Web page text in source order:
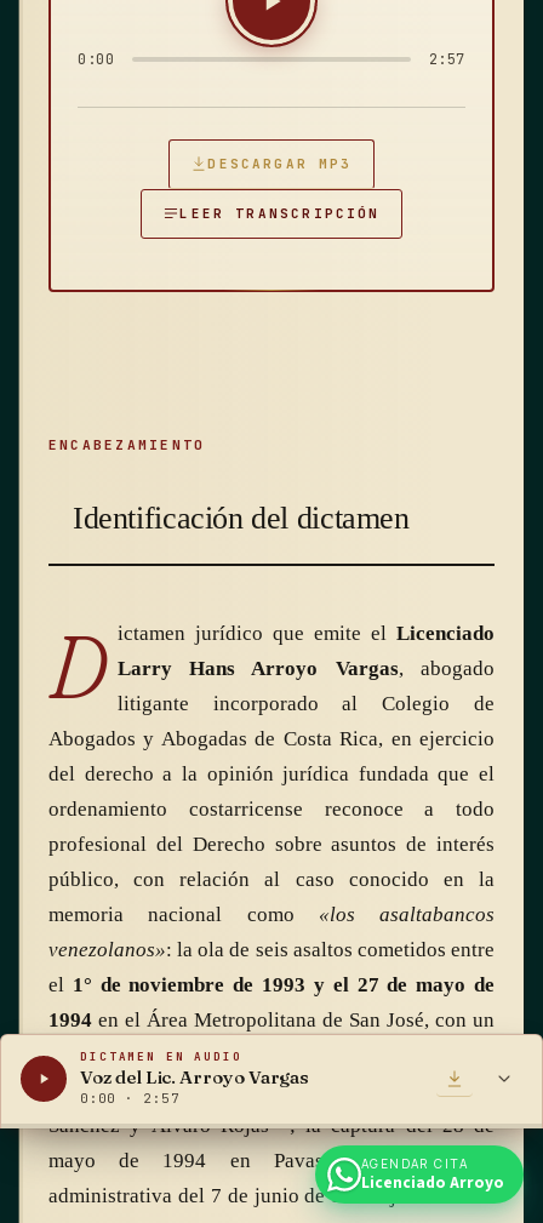
DICTAMEN · 0002
0:00 2:57
DESCARGAR MP3
LEER TRANSCRIPCIÓN
ENCABEZAMIENTO
Identificación del dictamen
D ictamen jurídico que emite el Licenciado
Larry Hans Arroyo Vargas, abogado
litigante incorporado al Colegio de
Abogados y Abogadas de Costa Rica, en ejercicio
del derecho a la opinión jurídica fundada que el
ordenamiento costarricense reconoce a todo
profesional del Derecho sobre asuntos de interés
público, con relación al caso conocido en la
memoria nacional como «los asaltabancos
venezolanos»: la ola de seis asaltos cometidos entre
el 1° de noviembre de 1993 y el 27 de mayo de
1994 en el Área Metropolitana de San José, con un
saldo de tres guardas de seguridad asesinados —
Edwin Herrera Herrera, Rigoberto Guerrero
Sánchez y Álvaro Rojas—; la captura del 28 de
mayo de 1994 en Pavas; la deportación
administrativa del 7 de junio de 1994 ejecutada sin
DICTAMEN EN AUDIO
Voz del Lic. Arroyo Vargas
0:00 · 2:57
AGENDAR CITA
Licenciado Arroyo